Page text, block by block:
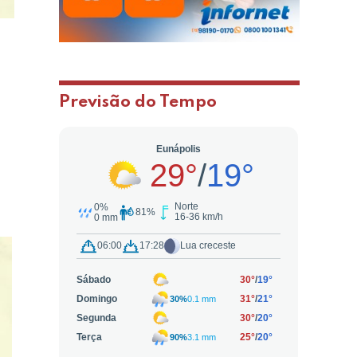
Previsão do Tempo